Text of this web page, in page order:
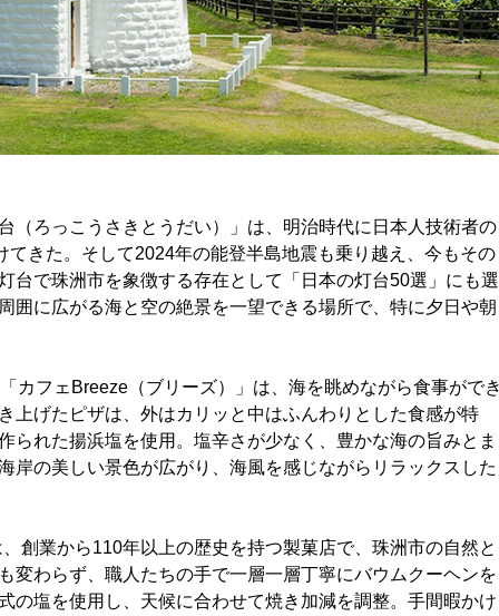
（ろっこうさきとうだい）」は、明治時代に日本人技術者の
きた。そして2024年の能登半島地震も乗り越え、今もその
台で珠洲市を象徴する存在として「日本の灯台50選」にも選
囲に広がる海と空の絶景を一望できる場所で、特に夕日や朝
カフェBreeze（ブリーズ）」は、海を眺めながら食事がで
上げたピザは、外はカリッと中はふんわりとした食感が特
れた揚浜塩を使用。塩辛さが少なく、豊かな海の旨みとま
岸の美しい景色が広がり、海風を感じながらリラックスした
創業から110年以上の歴史を持つ製菓店で、珠洲市の自然と
変わらず、職人たちの手で一層一層丁寧にバウムクーヘンを
の塩を使用し、天候に合わせて焼き加減を調整。手間暇かけ